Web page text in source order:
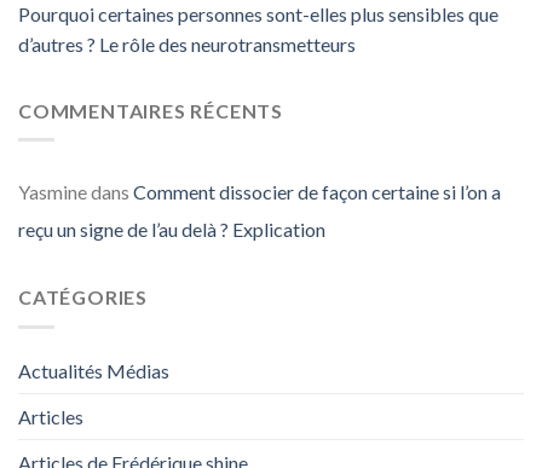
Pourquoi certaines personnes sont-elles plus sensibles que
d’autres ? Le rôle des neurotransmetteurs
COMMENTAIRES RÉCENTS
Yasminedans Comment dissocier de façon certaine si l’on a
reçu un signe de l’au delà ? Explication
CATÉGORIES
Actualités Médias
Articles
Articles de Frédérique shine